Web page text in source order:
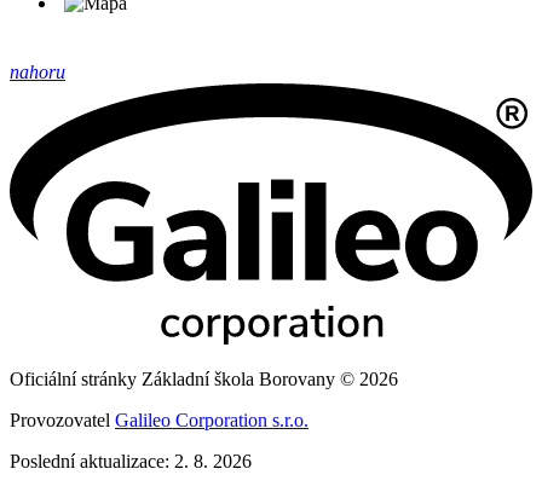
nahoru
Oficiální stránky Základní škola Borovany © 2026
Provozovatel Galileo Corporation s.r.o.
Poslední aktualizace: 2. 8. 2026